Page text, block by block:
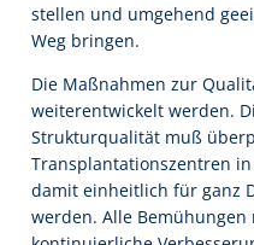
stellen und umgehend
Weg bringen.
Die Maßnahmen zur
weiterentwickelt werden.
Strukturqualität muß
Transplantationszentren
damit einheitlich für ganz
werden. Alle